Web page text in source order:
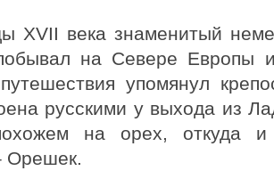
XVII века знаменитый
на Севере Европы
упомянул
русскими у выхода из
на орех, откуда и
Орешек.